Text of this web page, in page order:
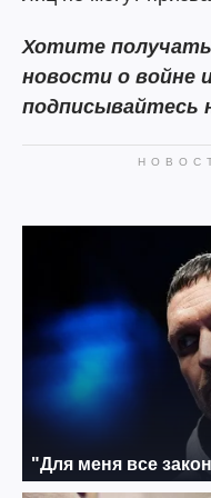
Хотите
новости о войне
подписывайтесь